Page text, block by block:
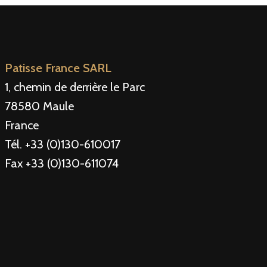
Patisse France SARL
1, chemin de derrière le Parc
78580 Maule
France
Tél. +33 (0)130-610017
Fax +33 (0)130-611074